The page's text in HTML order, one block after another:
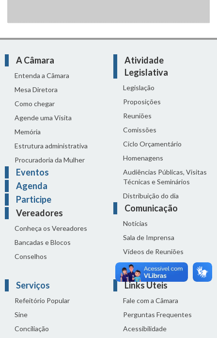
A Câmara
Entenda a Câmara
Mesa Diretora
Como chegar
Agende uma Visita
Memória
Estrutura administrativa
Procuradoria da Mulher
Eventos
Agenda
Participe
Vereadores
Conheça os Vereadores
Bancadas e Blocos
Conselhos
Atividade
Legislativa
Legislação
Proposições
Reuniões
Comissões
Ciclo Orçamentário
Homenagens
Audiências Públicas, Visitas
Técnicas e Seminários
Distribuição do dia
Comunicação
Notícias
Sala de Imprensa
Vídeos de Reuniões
Solenidades
Serviços
Refeitório Popular
Sine
Conciliação
Links Úteis
Fale com a Câmara
Perguntas Frequentes
Acessibilidade